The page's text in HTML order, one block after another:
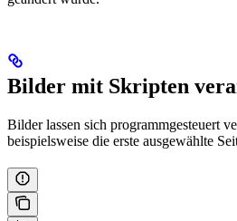
Bilder mit Skripten
Bilder lassen sich programmgesteuert
beispielsweise die erste ausgewählte